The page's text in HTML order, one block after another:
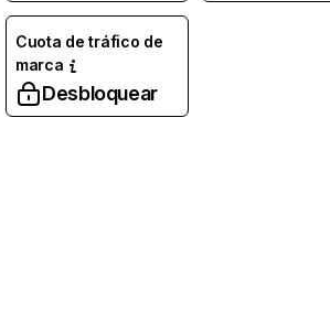
Cuota de tráfico de
marca
Desbloquear